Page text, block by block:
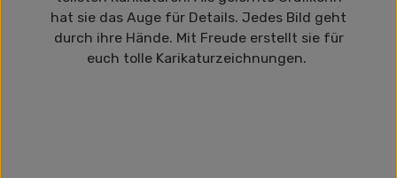
hat sie das Auge für Details. Jedes Bild geht
durch ihre Hände. Mit Freude erstellt sie für
euch tolle Karikaturzeichnungen.